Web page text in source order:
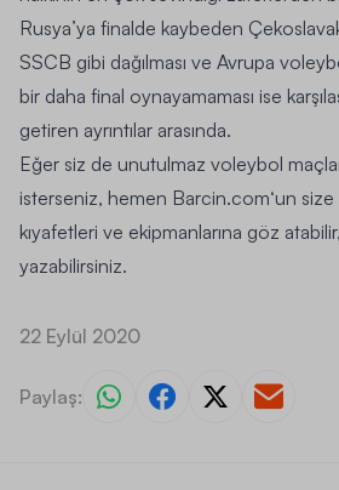
Rusya’ya finalde kaybeden
SSCB gibi dağılması ve Avrupa
bir daha final oynayamaması ise
getiren ayrıntılar arasında.
Eğer siz de unutulmaz voleybol
isterseniz, hemen Barcin.com‘un
kıyafetleri ve ekipmanlarına göz
yazabilirsiniz.
22 Eylül 2020
Paylaş: